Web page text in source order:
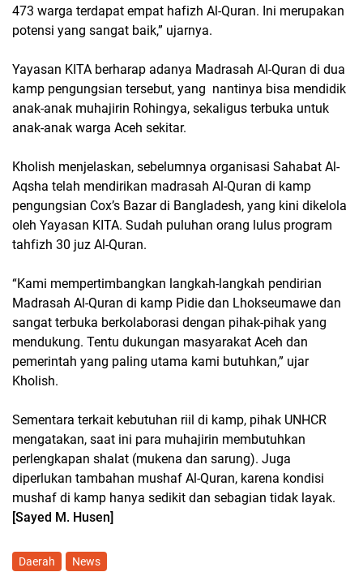
473 warga terdapat empat hafizh Al-Quran. Ini merupakan
potensi yang sangat baik,” ujarnya.
Yayasan KITA berharap adanya Madrasah Al-Quran di dua
kamp pengungsian tersebut, yang nantinya bisa mendidik
anak-anak muhajirin Rohingya, sekaligus terbuka untuk
anak-anak warga Aceh sekitar.
Kholish menjelaskan, sebelumnya organisasi Sahabat Al-
Aqsha telah mendirikan madrasah Al-Quran di kamp
pengungsian Cox’s Bazar di Bangladesh, yang kini dikelola
oleh Yayasan KITA. Sudah puluhan orang lulus program
tahfizh 30 juz Al-Quran.
“Kami mempertimbangkan langkah-langkah pendirian
Madrasah Al-Quran di kamp Pidie dan Lhokseumawe dan
sangat terbuka berkolaborasi dengan pihak-pihak yang
mendukung. Tentu dukungan masyarakat Aceh dan
pemerintah yang paling utama kami butuhkan,” ujar
Kholish.
Sementara terkait kebutuhan riil di kamp, pihak UNHCR
mengatakan, saat ini para muhajirin membutuhkan
perlengkapan shalat (mukena dan sarung). Juga
diperlukan tambahan mushaf Al-Quran, karena kondisi
mushaf di kamp hanya sedikit dan sebagian tidak layak.
[Sayed M. Husen]
Daerah News